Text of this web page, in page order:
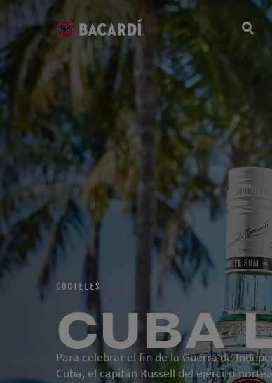
CÓCTELES
CUBA
Para celebrar el fin de la Guerra de
Cuba, el capitán Russell del ejército